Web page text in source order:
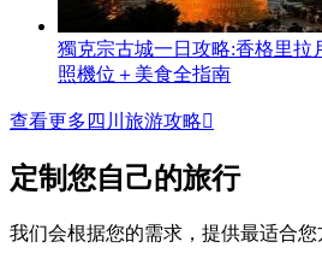
獨克宗古城一日攻略:香格里拉
照機位＋美食全指南
查看更多四川旅游攻略
定制您自己的旅行
我们会根据您的需求，提供最适合您